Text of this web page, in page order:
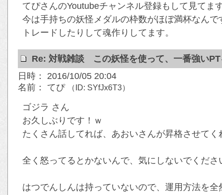
てぴさんのYoutubeチャンネル登録もして見てま
今は手持ちの妖怪メダルの枠数がほぼ満杯なんで
トレードしたりして魂作りしてます。
Re: 対戦雑談 この妖怪を使って、一番強い
日時： 2016/10/05 20:04
名前： てぴ
（ID: SYfJx6T3）
ゴジラ さん
お久しぶりです！ｗ
たくさん話してれば、あおいさんが昇格させて
全く怒ってるとかないんで、気にしないでくださ
はつでんしんは持っていないので、運用方法を